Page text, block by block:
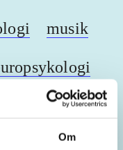
Om
musik